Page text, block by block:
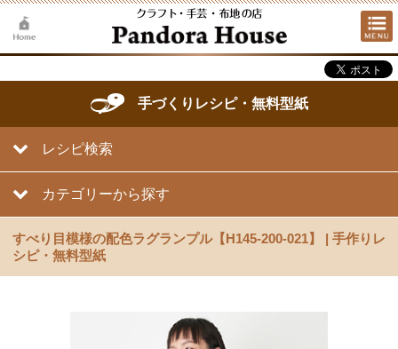
手づくりレシピ・無料型紙
レシピ検索
カテゴリーから探す
すべり目模様の配色ラグランプル【H145-200-021】 | 手作りレ
シピ・無料型紙